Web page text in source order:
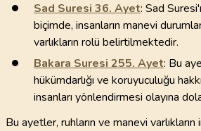
Sad Suresi 36. Ayet: Sad
biçimde, insanların manevi
varlıkların rolü belirtilmektedir.
Bakara Suresi 255. Ayet: Bu
hükümdarlığı ve koruyuculuğu
insanları yönlendirmesi olayına
Bu ayetler, ruhların ve manevi varlıkların